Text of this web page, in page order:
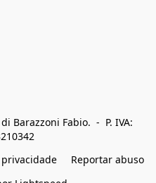
Barazzoni Fabio.  -  P. IVA:
Reportar abuso